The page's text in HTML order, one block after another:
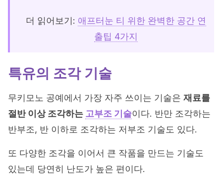
더 읽어보기: 애프터눈 티 위한 완벽한 공간 연
출팁 4가지
특유의 조각 기술
무키모노 공예에서 가장 자주 쓰이는 기술은 재료를
절반 이상 조각하는 고부조 기술이다. 반만 조각하는
반부조, 반 이하로 조각하는 저부조 기술도 있다.
또 다양한 조각을 이어서 큰 작품을 만드는 기술도
있는데 당연히 난도가 높은 편이다.